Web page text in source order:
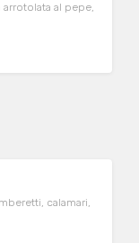
al pepe,
calamari,